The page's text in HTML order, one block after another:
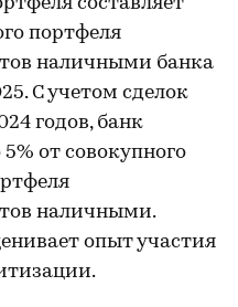
портфеля
наличными банка
С учетом сделок
годов, банк
от совокупного
наличными.
опыт участия